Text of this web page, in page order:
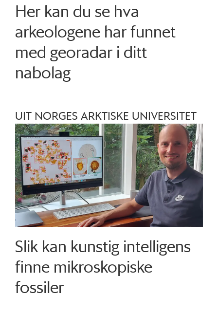
Her kan du se hva
arkeologene har funnet
med georadar i ditt
nabolag
UIT NORGES ARKTISKE UNIVERSITET
Slik kan kunstig intelligens
finne mikroskopiske
fossiler